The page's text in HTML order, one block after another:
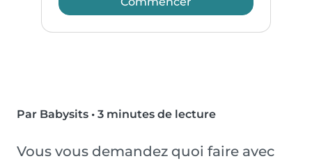
Par Babysits • 3 minutes de lecture
Vous vous demandez quoi faire avec